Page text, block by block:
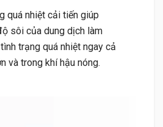
quá nhiệt cải tiến giúp
sôi của dung dịch làm
trạng quá nhiệt ngay cả
và trong khí hậu nóng.